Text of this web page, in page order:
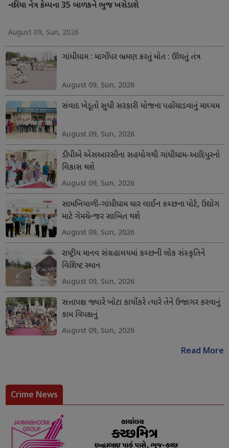
નલિયા નેત્ર કેમ્પના 35 બાળકને ભુજ ખસેડાશે
August 09, Sun, 2026
ગાંધીધામ : માર્ગો પર ભ્રમણ કરતું મોત : ઊંઘતું તંત્ર
August 09, Sun, 2026
સંવાદ ખેડૂતો સુધી સરકારી યોજના પહોંચાડવાનું માધ્યમ
August 09, Sun, 2026
ડીપીએ એસઆરસીના સહયોગથી ગાંધીધામ-આદિપુરનો
વિકાસ થશે
August 09, Sun, 2026
સામખિયાળી-ગાંધીધામ ચાર લાઈન કચ્છના પોર્ટ, ઉદ્યોગ
માટે ગેમચેન્જર સાબિત થશે
August 09, Sun, 2026
રાષ્ટ્રીય માનવ સંગ્રહાલયમાં કચ્છની લોક સંસ્કૃતિને
વિશિષ્ટ સ્થાન
August 09, Sun, 2026
સત્તાપક્ષ જ્યારે ખોટા કાર્યો કરે ત્યારે તેને ઉજાગર કરવાનું
કામ વિપક્ષનું
August 09, Sun, 2026
Read More
Crime News